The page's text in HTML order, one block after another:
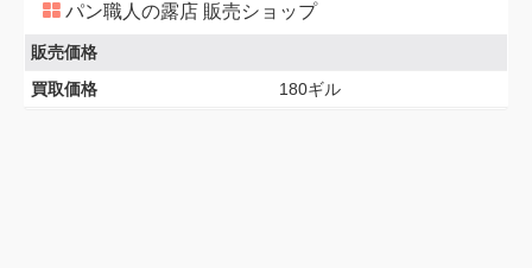
パン職人の露店 販売ショップ
販売価格
買取価格
180ギル